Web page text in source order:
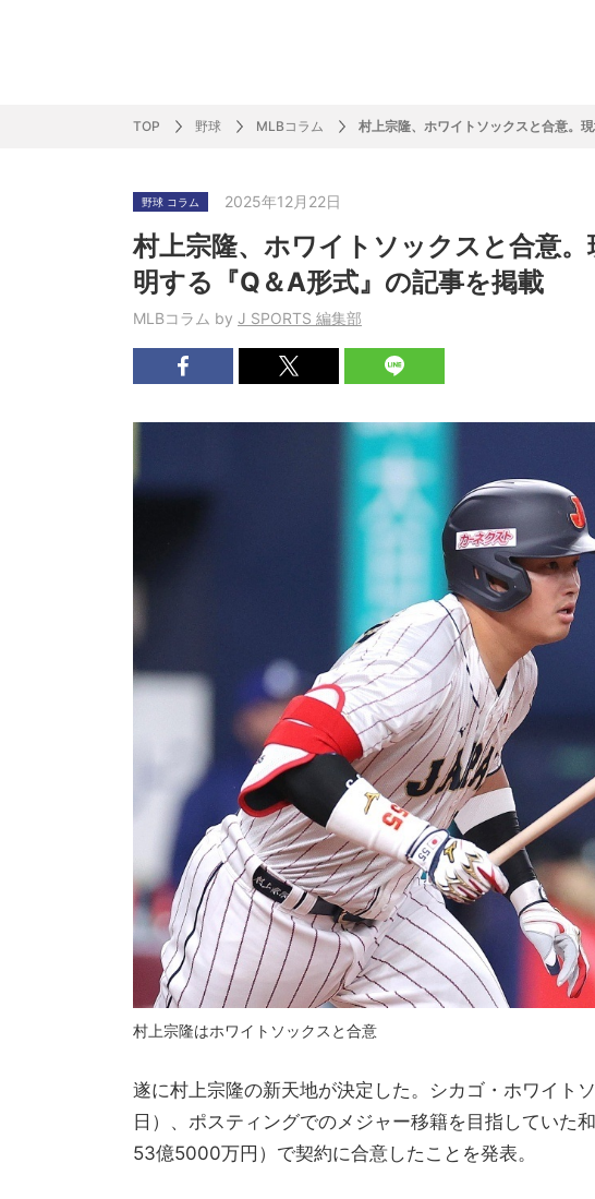
ピックアップ
J SPORTSニュース
困難突破トーク スポーツレポート
柔×コラム
てきた！2017-2018ウイン
バドミントン
バドミントン代表だより
スキー
SKI GRAPHIC present’sアルペンスキーコラ
フィギュアスケート
町田樹のスポーツアカデミア
フィギュアスケートーーク スケオタデイズ J SPORTS
バスケットボール
バスケットボールコラム
バレーボール
モータースポーツ
Mr.フクイのものしり長者 de WRC ! 裏しま物語
サイクルロードレース
ツールに恋して～珠玉のストーリー21選～ しゅ～くり～むら
サッカー&フットサル
サッカーニュース
元川悦子コラム プレミアリーグコラム
ラグビー
村上晃一ラグビーコラム
be rugby ～ラグビーであれ～ ラグビーニュース
野球
MLB nation 日本人先発投手プレビュー
TOP 野球 MLBコラム 村上宗隆、ホワイトソックスと合意。
野球 コラム 2025年12月22日
村上宗隆、ホワイトソックスと合意
明する『Q＆A形式』の記事を掲載
MLBコラム by J SPORTS 編集部
村上宗隆はホワイトソックスと合意
遂に村上宗隆の新天地が決定した。シカゴ・ホワイト
日）、ポスティングでのメジャー移籍を目指していた
53億5000万円）で契約に合意したことを発表。